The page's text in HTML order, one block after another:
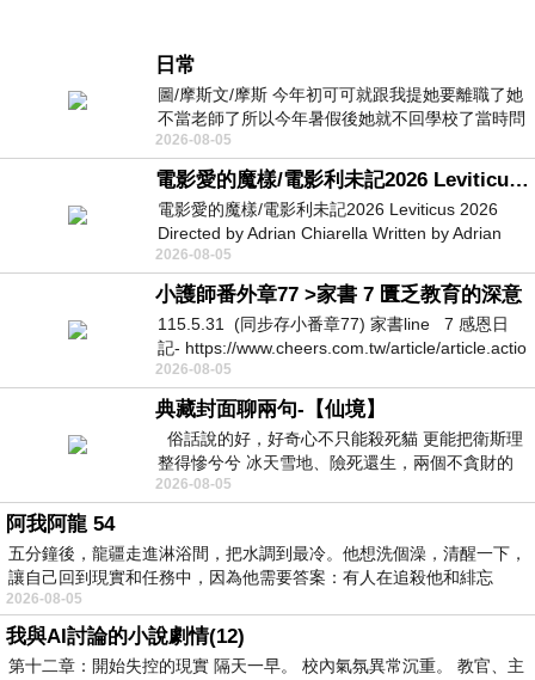
日常
圖/摩斯文/摩斯 今年初可可就跟我提她要離職了她
不當老師了所以今年暑假後她就不回學校了當時問
她不是很喜歡幼幼班的小朋友嗎捨得不
2026-08-05
電影愛的魔樣/電影利未記2026 Leviticus 2026
電影愛的魔樣/電影利未記2026 Leviticus 2026
Directed by Adrian Chiarella Written by Adrian
Chiarella Starring Joe Bird
2026-08-05
小護師番外章77 >家書 7 匱乏教育的深意
115.5.31 (同步存小番章77) 家書line 7 感恩日
記- https://www.cheers.com.tw/article/article.actio
2026-08-05
典藏封面聊兩句-【仙境】
俗話說的好，好奇心不只能殺死貓 更能把衛斯理
整得慘兮兮 冰天雪地、險死還生，兩個不貪財的
人尋什麼寶？ 人家追尋愛情還
2026-08-05
阿我阿龍 54
五分鐘後，龍疆走進淋浴間，把水調到最冷。他想洗個澡，清醒一下，
讓自己回到現實和任務中，因為他需要答案：有人在追殺他和緋忘
2026-08-05
我與AI討論的小說劇情(12)
第十二章：開始失控的現實 隔天一早。 校內氣氛異常沉重。 教官、主